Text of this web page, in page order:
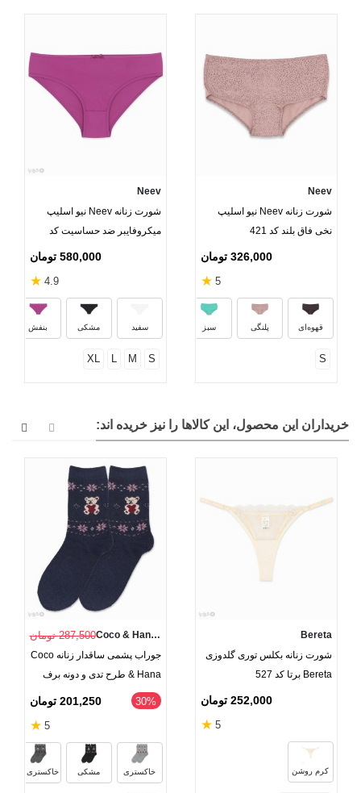
Neev
شورت زنانه Neev نیو اسلیپ
نخی فاق بلند کد 421
326,000 تومان
5
★
قهوه‌ای پلنگی سبز
صورتی روشن
S
Neev
شورت زنانه Neev نیو اسلیپ
میکروفایبر ضد حساسیت کد
580,000 تومان
4.9
★
سفید مشکی بنفش
S
M
L
XL
خریداران این محصول، این کالاها را نیز خریده اند:
Bereta
شورت زنانه بکلس توری گلدوزی
Bereta برتا کد 527
252,000 تومان
5
★
کرم روشن
Coco & Hana (Dobera) 287,500 تومان
جوراب پشمی ساقدار زنانه Coco
& Hana طرح تدی و دونه برف
‎30% 201,250 تومان
5
★
خاکستری مشکی